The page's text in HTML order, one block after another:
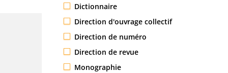
Dictionnaire
Direction d'ouvrage collectif
Direction de numéro
Direction de revue
Monographie